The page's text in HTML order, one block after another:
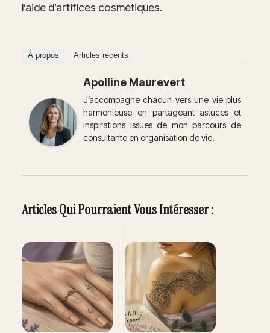
l’aide d’artifices cosmétiques.
À propos Articles récents
Apolline Maurevert
J’accompagne chacun vers une vie plus
harmonieuse en partageant astuces et
inspirations issues de mon parcours de
consultante en organisation de vie.
Articles Qui Pourraient Vous Intéresser :